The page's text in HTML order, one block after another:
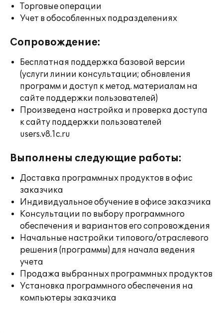
Торговые операции
Учет в обособленных подразделениях
Сопровождение:
Бесплатная поддержка базовой версии
(услуги линии консультации; обновления
программ и доступ к метод. материалам на
сайте поддержки пользователей)
Произведена настройка и проверка доступа
к сайту поддержки пользователей
users.v8.1c.ru
Выполнены следующие работы:
Доставка программных продуктов в офис
заказчика
Индивидуальное обучение в офисе заказчика
Консультации по выбору программного
обеспечения и вариантов его сопровождения
Начальные настройки типового/отраслевого
решения (программы) для начала ведения
учета
Продажа выбранных программных продуктов
Установка программного обеспечения на
компьютеры заказчика